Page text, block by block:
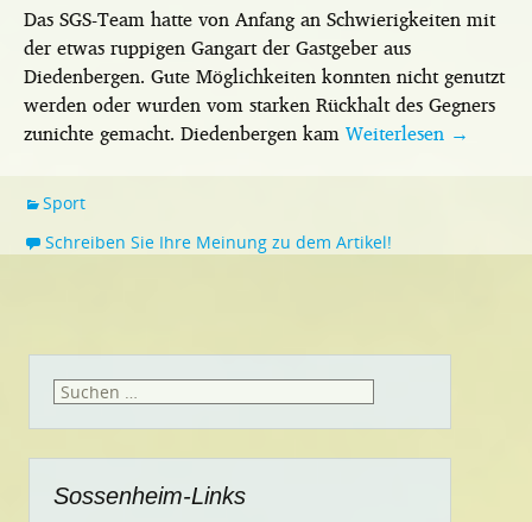
Das SGS-Team hatte von Anfang an Schwierigkeiten mit
der etwas ruppigen Gangart der Gastgeber aus
Diedenbergen. Gute Möglichkeiten konnten nicht genutzt
werden oder wurden vom starken Rückhalt des Gegners
zunichte gemacht. Diedenbergen kamWeiterlesen →
Sport
Schreiben Sie Ihre Meinung zu dem Artikel!
Suchen
Sossenheim-Links